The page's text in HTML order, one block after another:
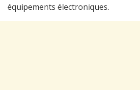
équipements électroniques.